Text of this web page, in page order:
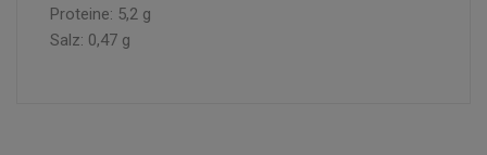
Proteine: 5,2 g
Salz: 0,47 g